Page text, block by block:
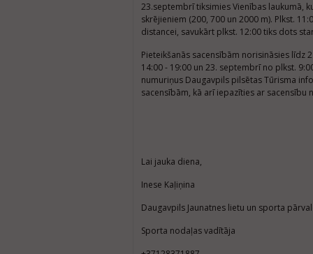
23.septembrī tiksimies Vienības laukumā,
skrējieniem (200, 700 un 2000 m). Plkst.
distancei, savukārt plkst. 12:00 tiks dots
Pieteikšanās sacensībām norisināsies
14:00 - 19:00 un 23. septembrī no plkst.
numuriņus Daugavpils pilsētas Tūrisma
sacensībām, kā arī iepazīties ar sacensību
Lai jauka diena,
Inese Kaļiņina
Daugavpils Jaunatnes lietu un sporta
Sporta nodaļas vadītāja